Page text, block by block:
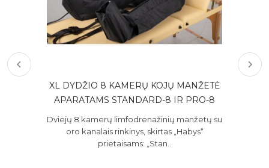
XL DYDŽIO 8 KAMERŲ KOJŲ MANŽETĖ
APARATAMS STANDARD-8 IR PRO-8
Dviejų 8 kamerų limfodrenažinių manžetų su
oro kanalais rinkinys, skirtas „Habys“
prietaisams: „Stan..